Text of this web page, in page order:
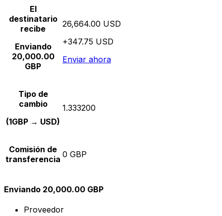
El
destinatario
recibe
Enviando
20,000.00
GBP
26,664.00 USD
+347.75 USD
Enviar ahora
Tipo de
cambio
(1GBP → USD)
1.333200
Comisión de
transferencia 0 GBP
Enviando 20,000.00 GBP
Proveedor